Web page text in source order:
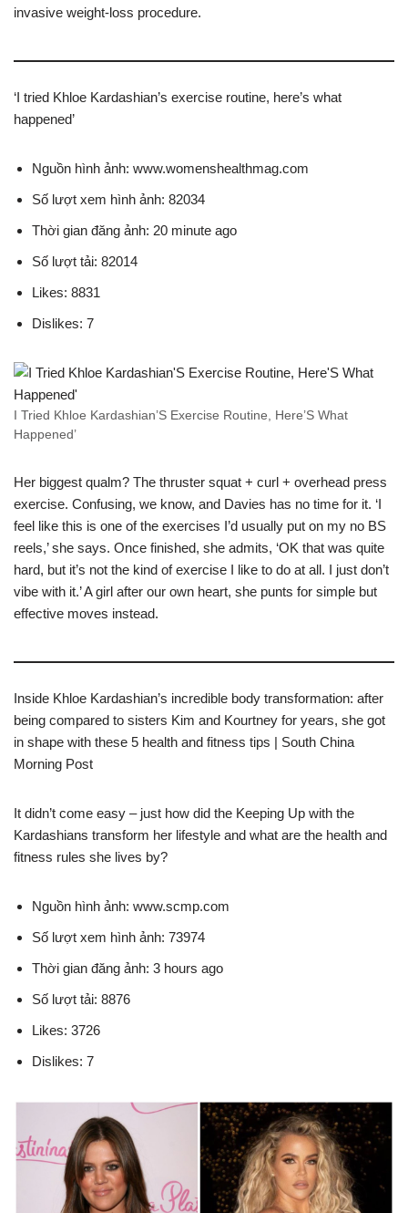
invasive weight-loss procedure.
‘I tried Khloe Kardashian’s exercise routine, here’s what
happened’
Nguồn hình ảnh: www.womenshealthmag.com
Số lượt xem hình ảnh: 82034
Thời gian đăng ảnh: 20 minute ago
Số lượt tải: 82014
Likes: 8831
Dislikes: 7
I Tried Khloe Kardashian’S Exercise Routine, Here’S What
Happened’
Her biggest qualm? The thruster squat + curl + overhead press
exercise. Confusing, we know, and Davies has no time for it. ‘I
feel like this is one of the exercises I’d usually put on my no BS
reels,’ she says. Once finished, she admits, ‘OK that was quite
hard, but it’s not the kind of exercise I like to do at all. I just don’t
vibe with it.’ A girl after our own heart, she punts for simple but
effective moves instead.
Inside Khloe Kardashian’s incredible body transformation: after
being compared to sisters Kim and Kourtney for years, she got
in shape with these 5 health and fitness tips | South China
Morning Post
It didn’t come easy – just how did the Keeping Up with the
Kardashians transform her lifestyle and what are the health and
fitness rules she lives by?
Nguồn hình ảnh: www.scmp.com
Số lượt xem hình ảnh: 73974
Thời gian đăng ảnh: 3 hours ago
Số lượt tải: 8876
Likes: 3726
Dislikes: 7